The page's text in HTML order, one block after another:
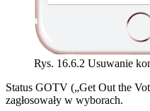
Rys. 16.6.2 Usuwanie
Status GOTV („Get Out the
zagłosowały w wyborach.